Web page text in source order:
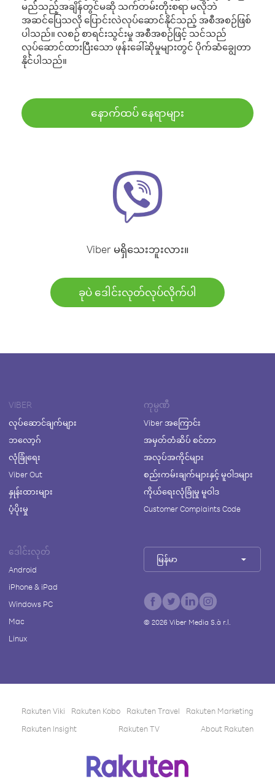
မည်သည့်အချိန်တွင်မဆို သက်တမ်းတိုးစရာ မလိုဘဲ
အဆင်ပြေသလို ပြောင်းလဲလုပ်ဆောင်နိုင်သည့် အစီအစဉ်ဖြစ်
ပါသည်။ လစဉ် စာရင်းသွင်းမှု အစီအစဉ်ဖြင့် သင်သည်
လုပ်ဆောင်ထားပြီးသော ဖုန်းခေါ်ဆိုမှုများတွင် ပိုက်ဆံချွေတာ
နိုင်ပါသည်။
နောက်ထပ် နေရာများ
Viber မရှိသေးဘူးလား။
ခုပဲ ဒေါင်းလုတ်လုပ်လိုက်ပါ
VIBER
လုပ်ဆောင်ချက်များ
ဘလော့ဂ်
လုံခြုံရေး
Viber Out
နှုန်းထားများ
ပံ့ပိုးမှု
ကုမ္ပဏီ
Viber အကြောင်း
အမှတ်တံဆိပ် စင်တာ
အလုပ်အကိုင်များ
စည်းကမ်းချက်များနှင့် မူဝါဒများ
ကိုယ်ရေးလုံခြုံမှု မူဝါဒ
Customer Complaints Code
ဒေါင်းလုတ်
Android
iPhone & iPad
Windows PC
Mac
Linux
မြန်မာ
© 2026Viber Media S.à r.l.
Rakuten Viki Rakuten Kobo Rakuten Travel
Rakuten Marketing
Rakuten Insight
Rakuten TV About Rakuten